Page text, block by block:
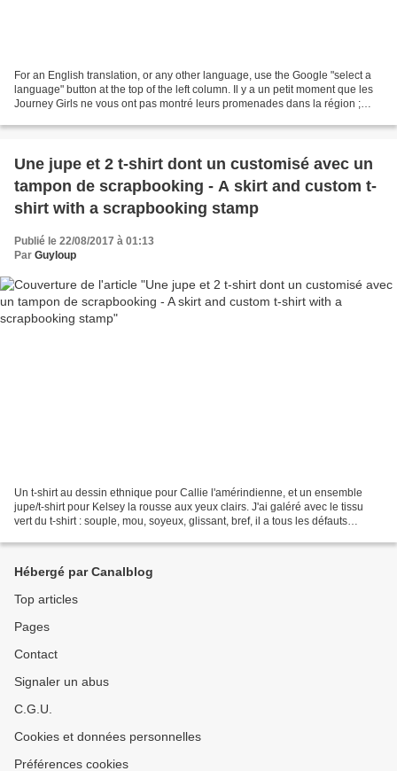
For an English translation, or any other language, use the Google "select a
language" button at the top of the left column. Il y a un petit moment que les
Journey Girls ne vous ont pas montré leurs promenades dans la région ;
Une jupe et 2 t-shirt dont un customisé avec un
tampon de scrapbooking - A skirt and custom t-
shirt with a scrapbooking stamp
Publié le 22/08/2017 à 01:13
Par Guyloup
Un t-shirt au dessin ethnique pour Callie l'amérindienne, et un ensemble
jupe/t-shirt pour Kelsey la rousse aux yeux clairs. J'ai galéré avec le tissu
vert du t-shirt : souple, mou, soyeux, glissant, bref, il a tous les défauts
Hébergé par Canalblog
Top articles
Pages
Contact
Signaler un abus
C.G.U.
Cookies et données personnelles
Préférences cookies